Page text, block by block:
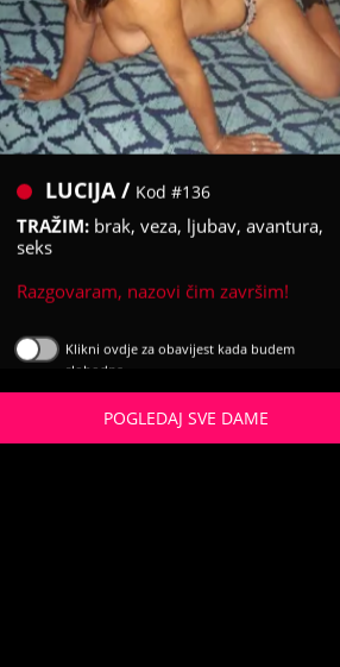
LUCIJA / Kod #136
TRAŽIM: brak, veza, ljubav, avantura,
seks
Razgovaram, nazovi čim završim!
slobodna
Broj: 064/677-677
tel:0,93€ - mob:1,12€ min
POGLEDAJ SVE DAME